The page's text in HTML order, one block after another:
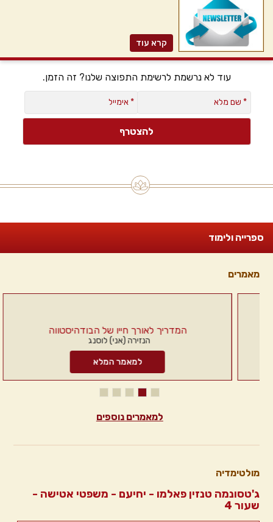
קרא עוד
עוד לא נרשמת לרשימת התפוצה שלנו? זה הזמן.
ספרייה ולימוד
מאמרים
המדריך לאורך חייו של הבודהיסטווה
הנזירה (אני) לוסנג
למאמר המלא
למאמרים נוספים
מולטימדיה
ג'טסונמה טנזין פאלמו - יחיעם - משפטי אטישה -
שעור 4